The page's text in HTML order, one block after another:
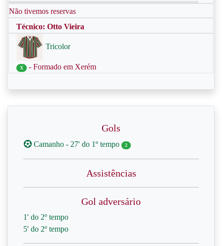
Não tivemos reservas
Técnico: Otto Vieira
Tricolor
X - Formado em Xerém
Gols
Camanho - 27' do 1º tempo 2
Assistências
Gol adversário
1' do 2º tempo
5' do 2º tempo